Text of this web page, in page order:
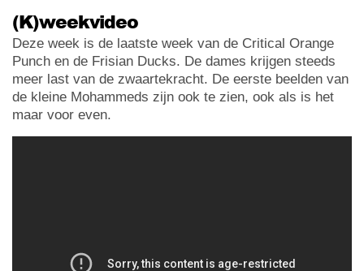
(K)weekvideo
Deze week is de laatste week van de Critical Orange
Punch en de Frisian Ducks. De dames krijgen steeds
meer last van de zwaartekracht. De eerste beelden van
de kleine Mohammeds zijn ook te zien, ook als is het
maar voor even.